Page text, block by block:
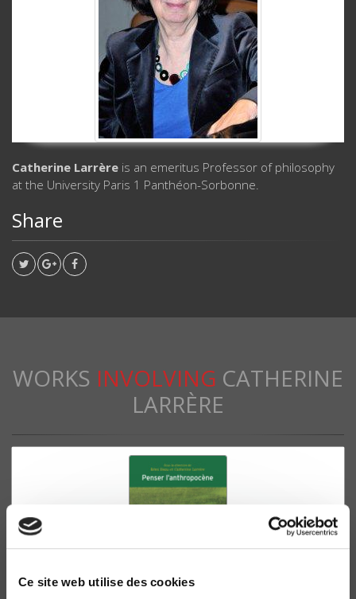
Ce site web utilise des cookies
Catherine Larrère is an emeritus Professor of philosophy
at the University Paris 1 Panthéon-Sorbonne.
Share
WORKS INVOLVING CATHERINE
LARRÈRE